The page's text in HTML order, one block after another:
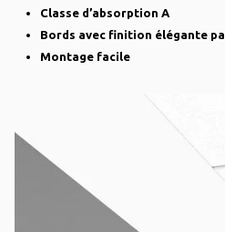
Classe d’absorption A
Bords avec finition élégante
Montage facile